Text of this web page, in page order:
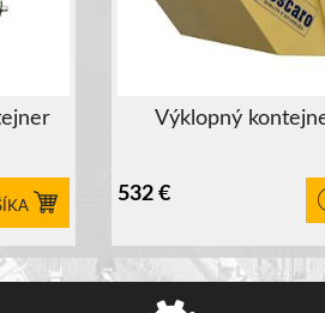
Výklopný
532 €